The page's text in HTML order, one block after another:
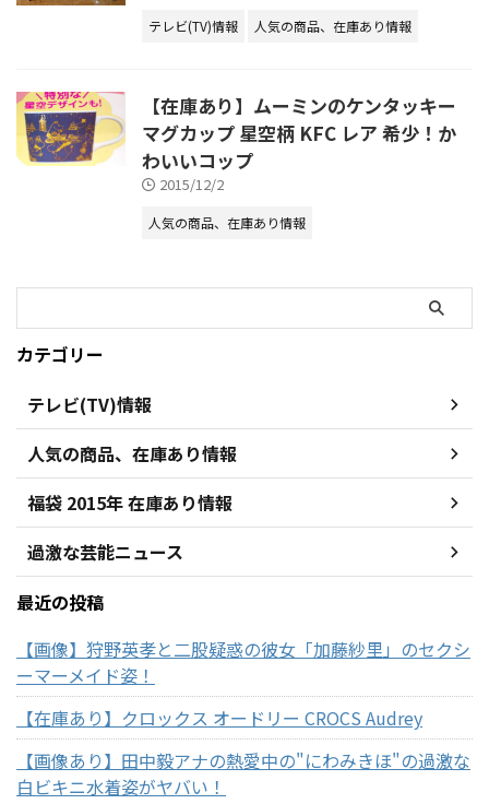
テレビ(TV)情報 人気の商品、在庫あり情報
【在庫あり】ムーミンのケンタッキー
マグカップ 星空柄 KFC レア 希少！か
わいいコップ
2015/12/2
人気の商品、在庫あり情報
カテゴリー
テレビ(TV)情報
人気の商品、在庫あり情報
福袋 2015年 在庫あり情報
過激な芸能ニュース
最近の投稿
【画像】狩野英孝と二股疑惑の彼女「加藤紗里」のセクシ
ーマーメイド姿！
【在庫あり】クロックス オードリー CROCS Audrey
【画像あり】田中毅アナの熱愛中の"にわみきほ"の過激な
白ビキニ水着姿がヤバい！